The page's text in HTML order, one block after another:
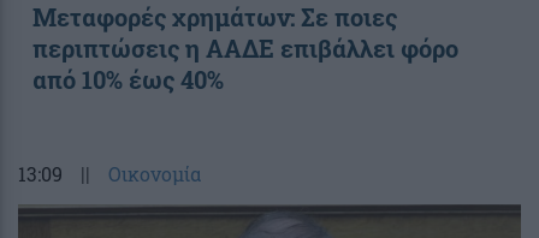
Μεταφορές χρημάτων: Σε ποιες
περιπτώσεις η ΑΑΔΕ επιβάλλει φόρο
από 10% έως 40%
13:09 || Οικονομία